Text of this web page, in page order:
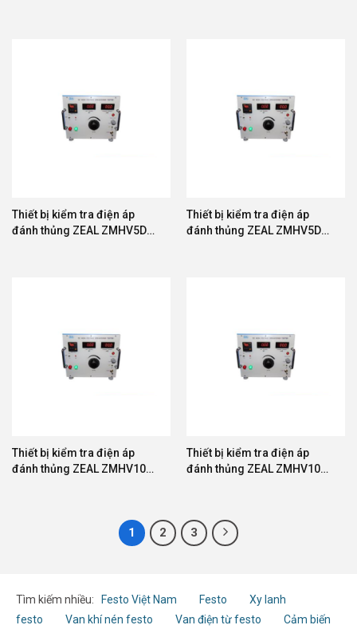
Thiết bị kiểm tra điện áp
đánh thủng ZEAL ZMHV5D-
Thiết bị kiểm tra điện áp
đánh thủng ZEAL ZMHV5D-
Thiết bị kiểm tra điện áp
đánh thủng ZEAL ZMHV10D-
Thiết bị kiểm tra điện áp
đánh thủng ZEAL ZMHV10D-
1 2 3
Tìm kiếm nhiều: Festo Việt Nam Festo
Xy lanh
festo
Van khí nén festo Van điện từ festo
Cảm biến